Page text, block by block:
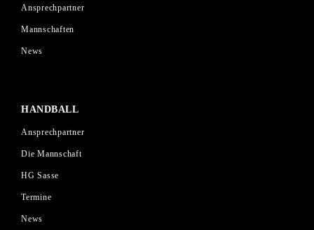
Ansprechpartner
Mannschaften
News
HANDBALL
Ansprechpartner
Die Mannschaft
HG Sasse
Termine
News